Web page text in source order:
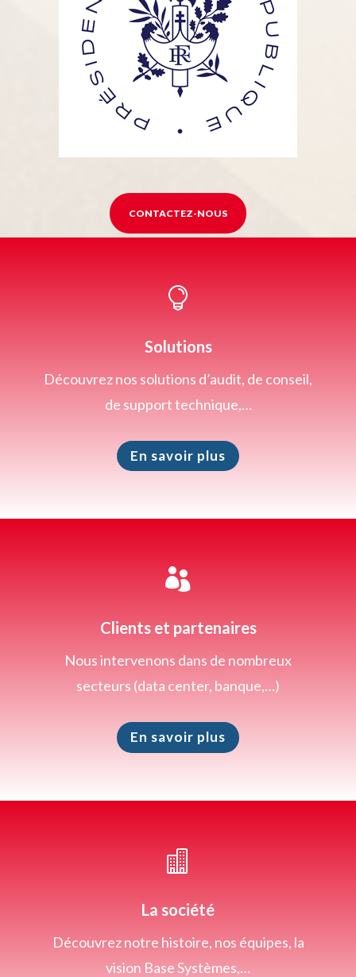
CONTACTEZ-NOUS

Solutions
Découvrez nos solutions d’audit, de conseil,
de support technique,…
En savoir plus

Clients et partenaires
Nous intervenons dans de nombreux
secteurs (data center, banque,…)
En savoir plus

La société
Découvrez notre histoire, nos équipes, la
vision Base Systèmes,…